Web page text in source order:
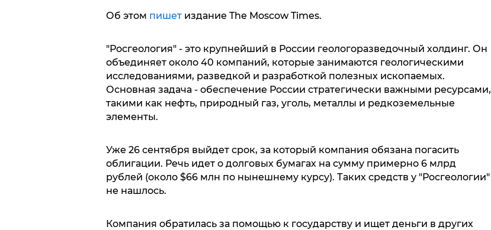
Об этом пишетиздание The Moscow Times.
"Росгеология" - это крупнейший в России геологоразведочный холдинг. Он
объединяет около 40 компаний, которые занимаются геологическими
исследованиями, разведкой и разработкой полезных ископаемых.
Основная задача - обеспечение России стратегически важными ресурсами,
такими как нефть, природный газ, уголь, металлы и редкоземельные
элементы.
Уже 26 сентября выйдет срок, за который компания обязана погасить
облигации. Речь идет о долговых бумагах на сумму примерно 6 млрд
рублей (около $66 млн по нынешнему курсу). Таких средств у "Росгеологии"
не нашлось.
Компания обратилась за помощью к государству и ищет деньги в других